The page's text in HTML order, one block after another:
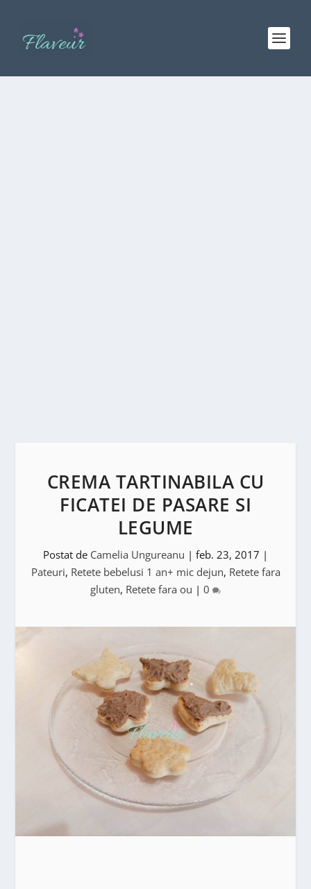
CREMA TARTINABILA CU
FICATEI DE PASARE SI
LEGUME
Postat de Camelia Ungureanu | feb. 23, 2017 |
Pateuri, Retete bebelusi 1 an+ mic dejun, Retete fara
gluten, Retete fara ou | 0